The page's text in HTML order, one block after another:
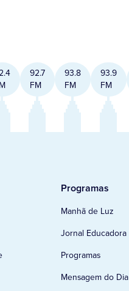
92.7
FM
93.8
FM
93.9
FM
Programas
Manhã de Luz
Jornal Educadora
Programas
Mensagem do Dia